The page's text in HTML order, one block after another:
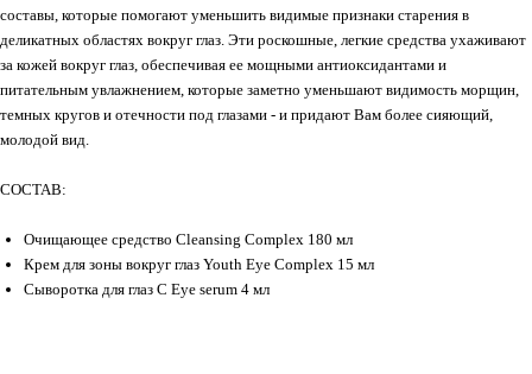
составы, которые помогают уменьшить видимые признаки старения в
деликатных областях вокруг глаз. Эти роскошные, легкие средства ухаживают
за кожей вокруг глаз, обеспечивая ее мощными антиоксидантами и
питательным увлажнением, которые заметно уменьшают видимость морщин,
темных кругов и отечности под глазами - и придают Вам более сияющий,
молодой вид.
СОСТАВ:
Очищающее средство Cleansing Complex 180 мл
Крем для зоны вокруг глаз Youth Eye Complex 15 мл
Сыворотка для глаз C Eye serum 4 мл